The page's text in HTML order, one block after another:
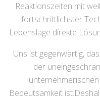
Reaktionszeiten mit
fortschrittlichster
Lebenslage direkte
Uns ist gegenwärtig,
der
Bedeutsamkeit